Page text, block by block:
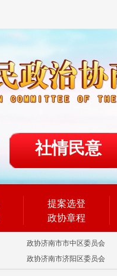
社情民意
提案选登
政协章程
政协济南市市中区委员会
政协济南市济阳区委员会